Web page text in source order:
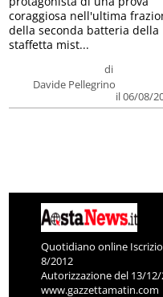
di
Davide Pellegrino
il 06/08/
coraggiosa nell'ultima
della seconda batteria della
staffetta mist...
Quotidiano online
8/2012
Autorizzazione del 13/12/
www.gazzettamatin.com